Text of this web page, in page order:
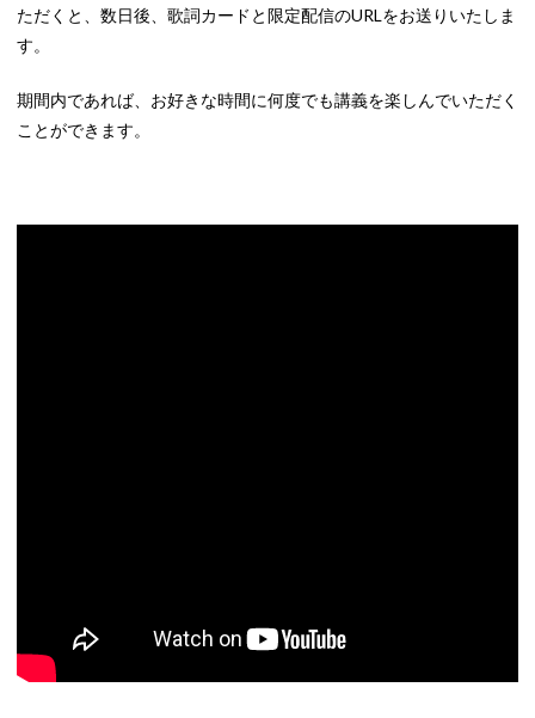
ただくと、数日後、歌詞カードと限定配信のURLをお送りいたしま
す。
期間内であれば、お好きな時間に何度でも講義を楽しんでいただく
ことができます。